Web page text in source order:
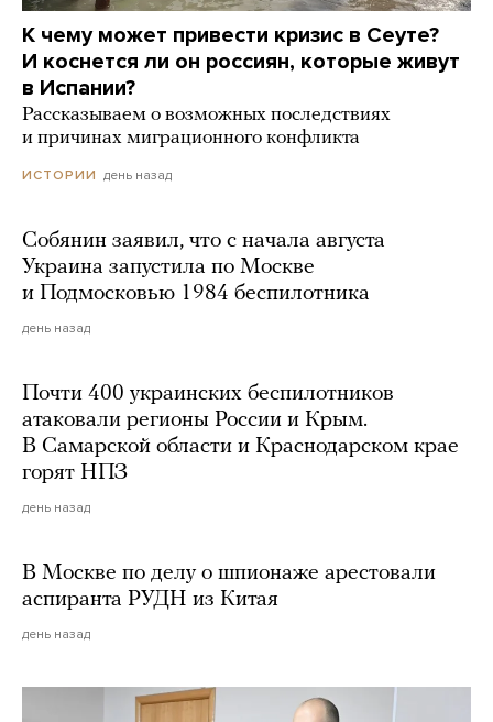
К чему может привести кризис в Сеуте?
И коснется ли он россиян, которые живут
в Испании?
Рассказываем о возможных последствиях
и причинах миграционного конфликта
ИСТОРИИ день назад
Собянин заявил, что с начала августа
Украина запустила по Москве
и Подмосковью 1984 беспилотника
день назад
Почти 400 украинских беспилотников
атаковали регионы России и Крым.
В Самарской области и Краснодарском крае
горят НПЗ
день назад
В Москве по делу о шпионаже арестовали
аспиранта РУДН из Китая
день назад